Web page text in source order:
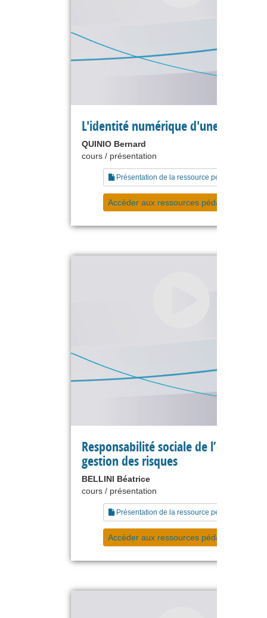
L'identité numérique d'une
QUINIO Bernard
cours / présentation
Présentation de la ressource pédagogique
Accéder aux ressources pédagogiques
Responsabilité sociale de
gestion des risques
BELLINI Béatrice
cours / présentation
Présentation de la ressource pédagogique
Accéder aux ressources pédagogiques